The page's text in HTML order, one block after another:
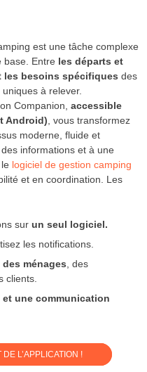
est une tâche complexe
base. Entre les départs et
les besoins spécifiques des
à relever.
Companion, accessible
Android), vous transformez
moderne, fluide et
informations et à une
logiciel de gestion camping
et en coordination. Les
sur un seul logiciel.
les notifications.
des ménages , des
clients.
et une communication
L’APPLICATION !